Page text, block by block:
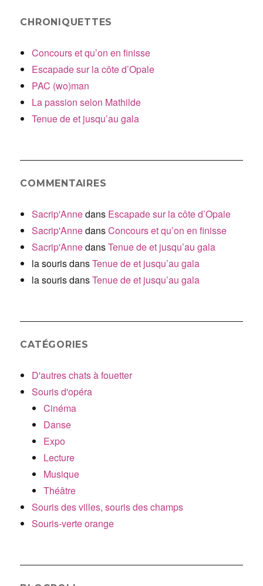
CHRONIQUETTES
Concours et qu’on en finisse
Escapade sur la côte d’Opale
PAC (wo)man
La passion selon Mathilde
Tenue de et jusqu’au gala
COMMENTAIRES
Sacrip'Annedans Escapade sur la côte d’Opale
Sacrip'AnnedansConcours et qu’on en finisse
Sacrip'AnnedansTenue de et jusqu’au gala
la sourisdansTenue de et jusqu’au gala
la sourisdansTenue de et jusqu’au gala
CATÉGORIES
D'autres chats à fouetter
Souris d'opéra
Cinéma
Danse
Expo
Lecture
Musique
Théâtre
Souris des villes, souris des champs
Souris-verte orange